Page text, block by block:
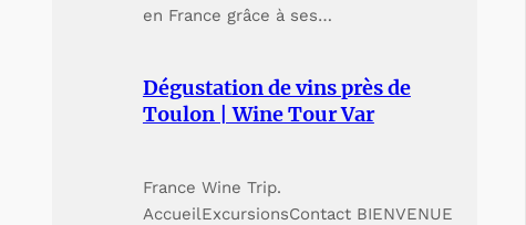
en France grâce à ses…
Dégustation de vins près de
Toulon | Wine Tour Var
France Wine Trip.
AccueilExcursionsContact BIENVENUE